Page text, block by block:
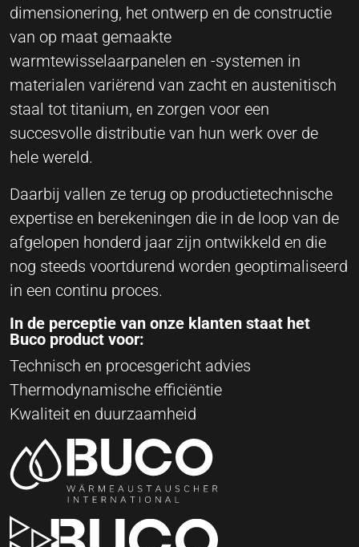
dimensionering, het ontwerp en de constructie
van op maat gemaakte
warmtewisselaarpanelen en -systemen in
materialen variërend van zacht en austenitisch
staal tot titanium, en zorgen voor een
succesvolle distributie van hun werk over de
hele wereld.
Daarbij vallen ze terug op productietechnische
expertise en berekeningen die in de loop van de
afgelopen honderd jaar zijn ontwikkeld en die
nog steeds voortdurend worden geoptimaliseerd
in een continu proces.
In de perceptie van onze klanten staat het
Buco product voor:
Technisch en procesgericht advies
Thermodynamische efficiëntie
Kwaliteit en duurzaamheid